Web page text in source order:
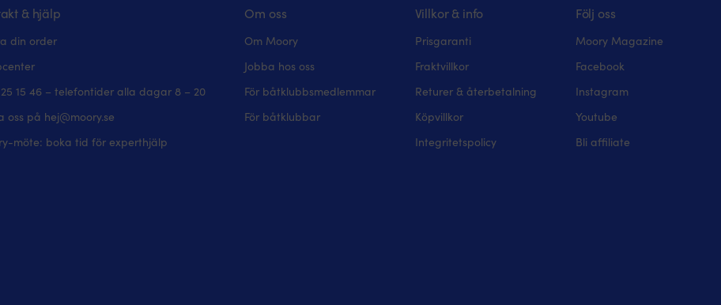
& hjälp
din order
15 46 – telefontider alla dagar 8 – 20
oss på hej@moory.se
möte: boka tid för experthjälp
Om oss
Om Moory
Jobba hos oss
För båtklubbsmedlemmar
För båtklubbar
Villkor & info
Prisgaranti
Fraktvillkor
Returer & återbetalning
Köpvillkor
Integritetspolicy
Följ oss
Moory Magazine
Facebook
Instagram
Youtube
Bli affiliate